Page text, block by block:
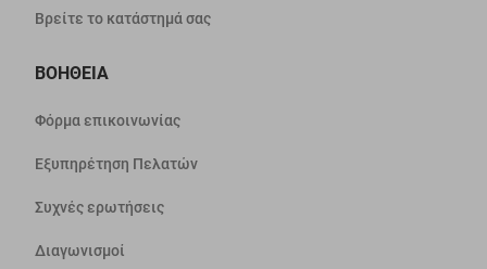
Βρείτε το κατάστημά σας
ΒΟΗΘΕΙΑ
Φόρμα επικοινωνίας
Εξυπηρέτηση Πελατών
Συχνές ερωτήσεις
Διαγωνισμοί